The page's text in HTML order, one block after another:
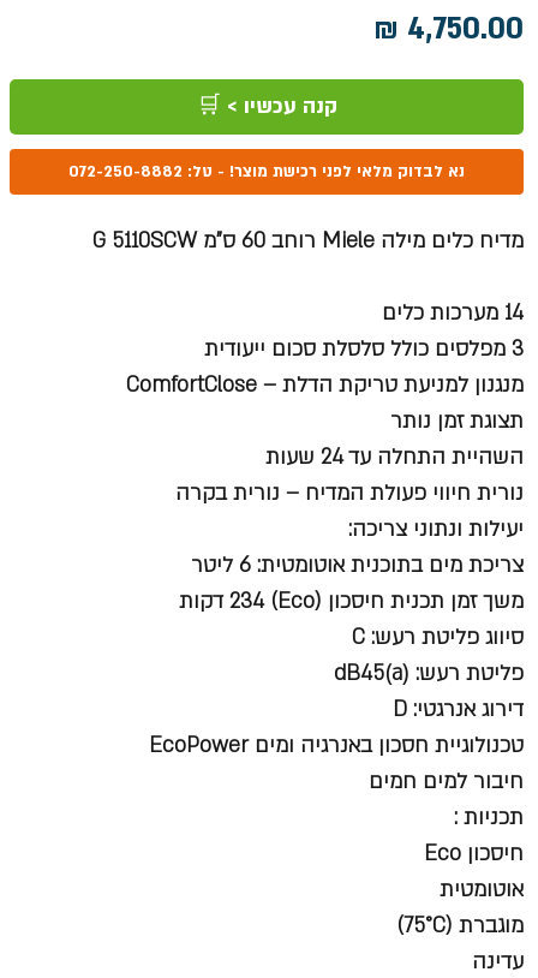
קנה עכשיו > 🛒
נא לבדוק מלאי לפני רכישת מוצר! - טל: 072-250-8882
מדיח כלים מילה Miele רוחב 60 ס"מ G 5110SCW
14 מערכות כלים
3 מפלסים כולל סלסלת סכום ייעודית
מנגנון למניעת טריקת הדלת – ComfortClose
תצוגת זמן נותר
השהיית התחלה עד 24 שעות
נורית חיווי פעולת המדיח – נורית בקרה
יעילות ונתוני צריכה:
צריכת מים בתוכנית אוטומטית: 6 ליטר
משך זמן תכנית חיסכון (Eco) 234 דקות
סיווג פליטת רעש: C
פליטת רעש: dB45(a)
דירוג אנרגטי: D
טכנולוגיית חסכון באנרגיה ומים EcoPower
חיבור למים חמים
תכניות :
חיסכון Eco
אוטומטית
מוגברת (75°C)
עדינה